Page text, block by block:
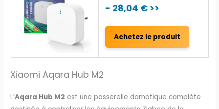
- 28,04 € >>
Achetez le produit
Xiaomi Aqara Hub M2
L’Aqara Hub M2 est une passerelle domotique complète